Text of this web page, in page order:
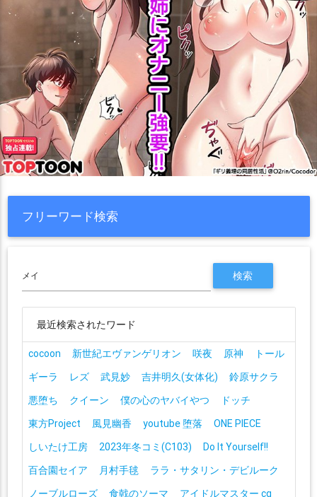
フリーワード検索
最近検索されたワード
cocoon 新世紀エヴァンゲリオン 咲夜 原神
トール
ギーラ
レズ 武見妙 吉井明久(女体化)
鈴原サクラ
悪堕ち
クイーン 僕の心のヤバイやつ
ドッチ
東方Project
風見幽香 youtube 堕落
ONE PIECE
しいたけ工房
2023年冬コミ(C103)
Do It Yourself!!
百合園セイア
月村手毬
ララ・サタリン・デビルーク
ノーブルローズ
食戟のソーマ アイドルマスター cg